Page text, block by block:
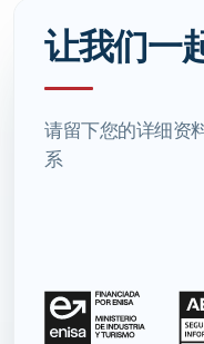
让我们一
请留下您的详细资
系